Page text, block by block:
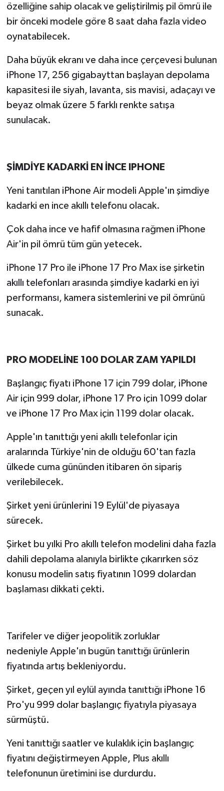
özelliğine sahip olacak ve geliştirilmiş pil ömrü ile
bir önceki modele göre 8 saat daha fazla video
oynatabilecek.
Daha büyük ekranı ve daha ince çerçevesi bulunan
iPhone 17, 256 gigabayttan başlayan depolama
kapasitesi ile siyah, lavanta, sis mavisi, adaçayı ve
beyaz olmak üzere 5 farklı renkte satışa
sunulacak.
ŞİMDİYE KADARKİ EN İNCE IPHONE
Yeni tanıtılan iPhone Air modeli Apple'ın şimdiye
kadarki en ince akıllı telefonu olacak.
Çok daha ince ve hafif olmasına rağmen iPhone
Air'in pil ömrü tüm gün yetecek.
iPhone 17 Pro ile iPhone 17 Pro Max ise şirketin
akıllı telefonları arasında şimdiye kadarki en iyi
performansı, kamera sistemlerini ve pil ömrünü
sunacak.
PRO MODELİNE 100 DOLAR ZAM YAPILDI
Başlangıç fiyatı iPhone 17 için 799 dolar, iPhone
Air için 999 dolar, iPhone 17 Pro için 1099 dolar
ve iPhone 17 Pro Max için 1199 dolar olacak.
Apple'ın tanıttığı yeni akıllı telefonlar için
aralarında Türkiye'nin de olduğu 60'tan fazla
ülkede cuma gününden itibaren ön sipariş
verilebilecek.
Şirket yeni ürünlerini 19 Eylül'de piyasaya
sürecek.
Şirket bu yılki Pro akıllı telefon modelini daha fazla
dahili depolama alanıyla birlikte çıkarırken söz
konusu modelin satış fiyatının 1099 dolardan
başlaması dikkati çekti.
Tarifeler ve diğer jeopolitik zorluklar
nedeniyle Apple'ın bugün tanıttığı ürünlerin
fiyatında artış bekleniyordu.
Şirket, geçen yıl eylül ayında tanıttığı iPhone 16
Pro'yu 999 dolar başlangıç fiyatıyla piyasaya
sürmüştü.
Yeni tanıttığı saatler ve kulaklık için başlangıç
fiyatını değiştirmeyen Apple, Plus akıllı
telefonunun üretimini ise durdurdu.